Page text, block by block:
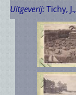
Uitgeverij:Tichy,